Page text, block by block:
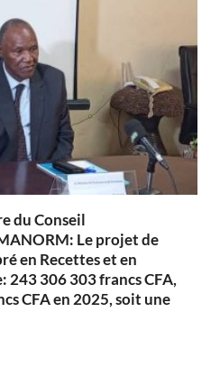
du Conseil
Le projet de
en Recettes et en
243 306 303 francs CFA,
CFA en 2025, soit une